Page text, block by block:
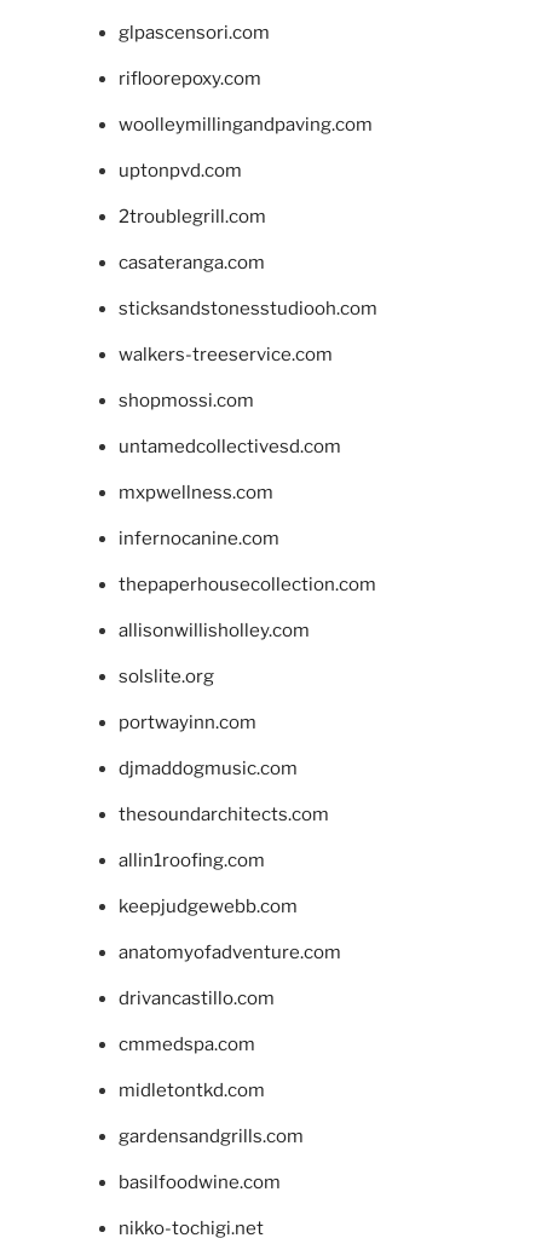
glpascensori.com
rifloorepoxy.com
woolleymillingandpaving.com
uptonpvd.com
2troublegrill.com
casateranga.com
sticksandstonesstudiooh.com
walkers-treeservice.com
shopmossi.com
untamedcollectivesd.com
mxpwellness.com
infernocanine.com
thepaperhousecollection.com
allisonwillisholley.com
solslite.org
portwayinn.com
djmaddogmusic.com
thesoundarchitects.com
allin1roofing.com
keepjudgewebb.com
anatomyofadventure.com
drivancastillo.com
cmmedspa.com
midletontkd.com
gardensandgrills.com
basilfoodwine.com
nikko-tochigi.net